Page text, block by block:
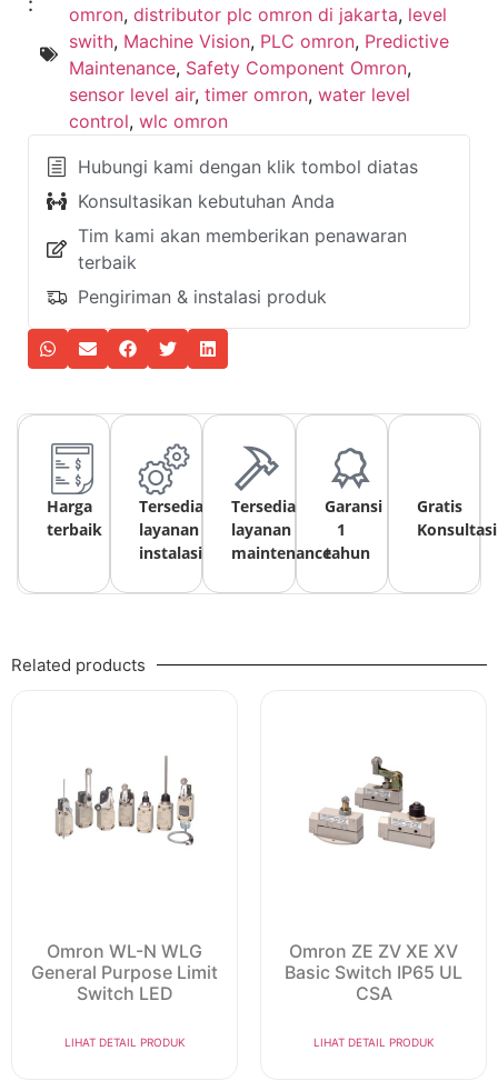
omron,distributor plc omron di jakarta, level
swith, Machine Vision, PLC omron, Predictive
Maintenance, Safety Component Omron,
sensor level air,timer omron,water level
control,wlc omron
Hubungi kami dengan klik tombol diatas
Konsultasikan kebutuhan Anda
Tim kami akan memberikan penawaran
terbaik
Pengiriman & instalasi produk
Harga
terbaik
Tersedia
layanan
instalasi
Tersedia
layanan
maintenance
Garansi
1
tahun
Gratis
Konsultasi
Related products
Omron WL-N WLG
General Purpose Limit
Switch LED
LIHAT DETAIL PRODUK
Omron ZE ZV XE XV
Basic Switch IP65 UL
CSA
LIHAT DETAIL PRODUK